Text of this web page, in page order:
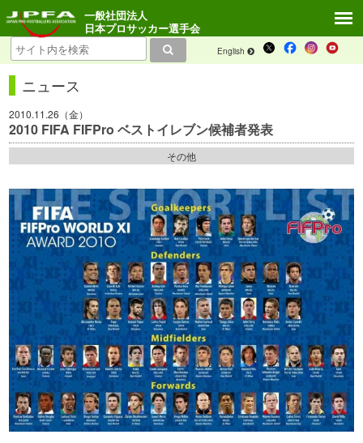
English
一般社団法人
日本プロサッカー選手会
ニュース
2010.11.26（金）
2010 FIFA FIFPro ベストイレブン候補者発表
その他